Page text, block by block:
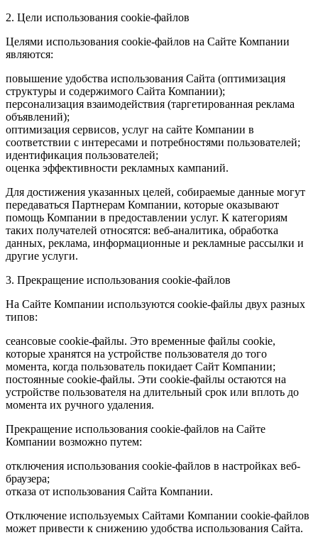
2. Цели использования cookie-файлов
Целями использования cookie-файлов на Сайте Компании
являются:
повышение удобства использования Сайта (оптимизация
структуры и содержимого Сайта Компании);
персонализация взаимодействия (таргетированная реклама
объявлений);
оптимизация сервисов, услуг на сайте Компании в
соответствии с интересами и потребностями пользователей;
идентификация пользователей;
оценка эффективности рекламных кампаний.
Для достижения указанных целей, собираемые данные могут
передаваться Партнерам Компании, которые оказывают
помощь Компании в предоставлении услуг. К категориям
таких получателей относятся: веб-аналитика, обработка
данных, реклама, информационные и рекламные рассылки и
другие услуги.
3. Прекращение использования cookie-файлов
На Сайте Компании используются cookie-файлы двух разных
типов:
сеансовые cookie-файлы. Это временные файлы cookie,
которые хранятся на устройстве пользователя до того
момента, когда пользователь покидает Сайт Компании;
постоянные cookie-файлы. Эти cookie-файлы остаются на
устройстве пользователя на длительный срок или вплоть до
момента их ручного удаления.
Прекращение использования cookie-файлов на Сайте
Компании возможно путем:
отключения использования cookie-файлов в настройках веб-
браузера;
отказа от использования Сайта Компании.
Отключение используемых Сайтами Компании cookie-файлов
может привести к снижению удобства использования Сайта.